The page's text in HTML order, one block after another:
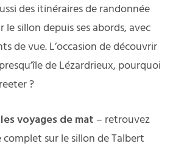
des itinéraires de randonnée
sillon depuis ses abords, avec
de vue. L’occasion de découvrir
de Lézardrieux, pourquoi
?
voyages de mat – retrouvez
complet sur lesillon de Talbert